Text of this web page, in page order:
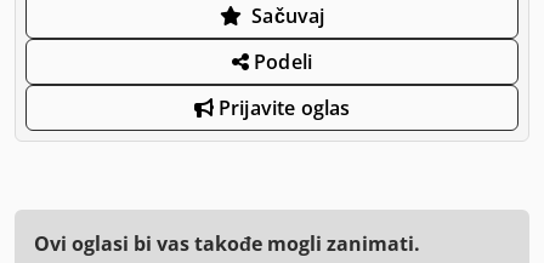
Sačuvaj
Podeli
Prijavite oglas
Ovi oglasi bi vas takođe mogli zanimati.